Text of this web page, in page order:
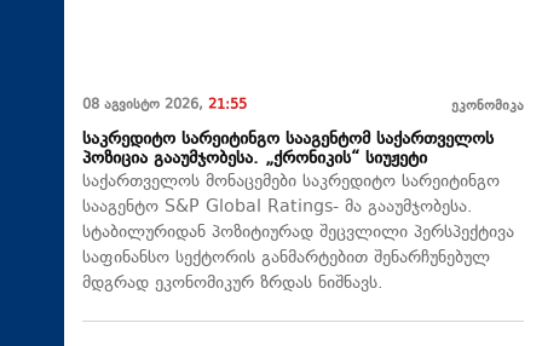
08 აგვისტო 2026, 21:55 ეკონომიკა
საკრედიტო სარეიტინგო სააგენტომ საქართველოს
პოზიცია გააუმჯობესა. „ქრონიკის“ სიუჟეტი
საქართველოს მონაცემები საკრედიტო სარეიტინგო
სააგენტო S&P Global Ratings- მა გააუმჯობესა.
სტაბილურიდან პოზიტიურად შეცვლილი პერსპექტივა
საფინანსო სექტორის განმარტებით შენარჩუნებულ
მდგრად ეკონომიკურ ზრდას ნიშნავს.